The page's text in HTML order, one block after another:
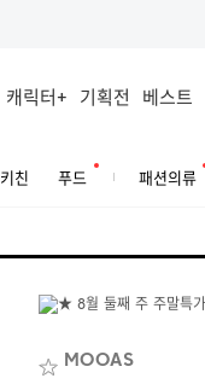
캐릭터+ 기획전 베스트
키친 푸드 패션의류
MOOAS